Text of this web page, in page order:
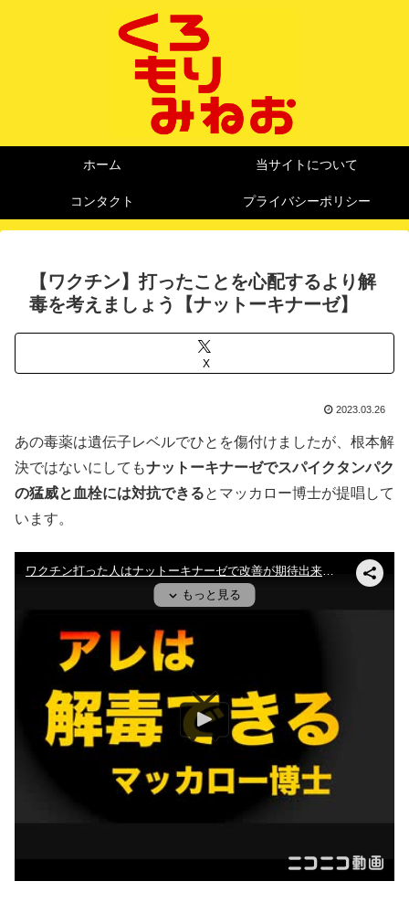
ホーム 当サイトについて
コンタクト プライバシーポリシー
【ワクチン】打ったことを心配するより解
毒を考えましょう【ナットーキナーゼ】
X
2023.03.26
あの毒薬は遺伝子レベルでひとを傷付けましたが、根本解
決ではないにしてもナットーキナーゼでスパイクタンパク
の猛威と血栓には対抗できるとマッカロー博士が提唱して
います。